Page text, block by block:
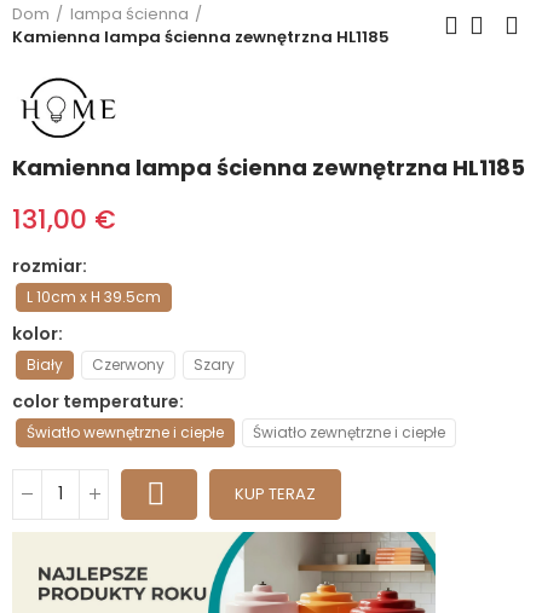
Dom
lampa ścienna
Kamienna lampa ścienna zewnętrzna HL1185
Kamienna lampa ścienna zewnętrzna HL1185
131,00 €
rozmiar
L 10cm x H 39.5cm
kolor
Biały Czerwony Szary
color temperature
Światło wewnętrzne i ciepłe Światło zewnętrzne i ciepłe
KUP TERAZ